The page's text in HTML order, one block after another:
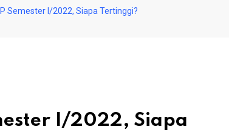
Semester I/2022, Siapa Tertinggi?
I/2022, Siapa